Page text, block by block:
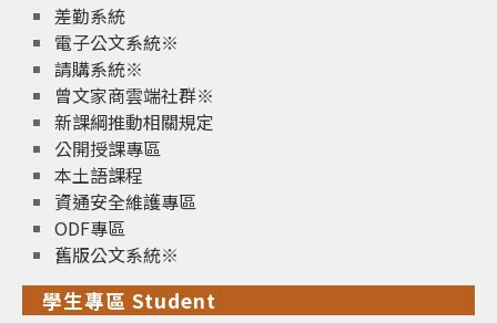
差勤系統
電子公文系統※
請購系統※
曾文家商雲端社群※
新課綱推動相關規定
公開授課專區
本土語課程
資通安全維護專區
ODF專區
舊版公文系統※
學生專區 Student